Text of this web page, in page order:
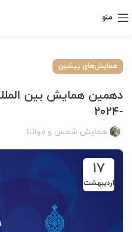
منو
همایش‌های پیشین
-۲۰۲۴
همایش شمس و مولانا
۱۷
اردیبهشت